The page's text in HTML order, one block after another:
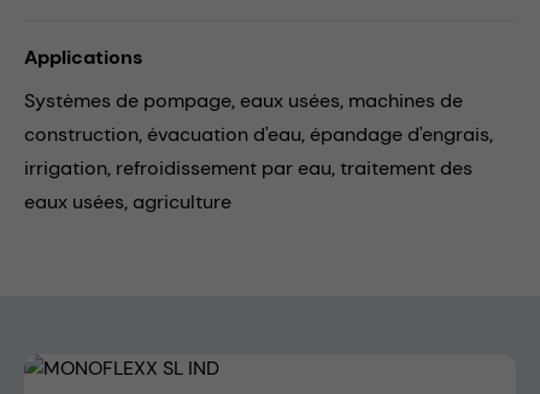
Applications
Systèmes de pompage, eaux usées, machines de
construction, évacuation d'eau, épandage d'engrais,
irrigation, refroidissement par eau,traitement des
eaux usées, agriculture
Skip image gallery